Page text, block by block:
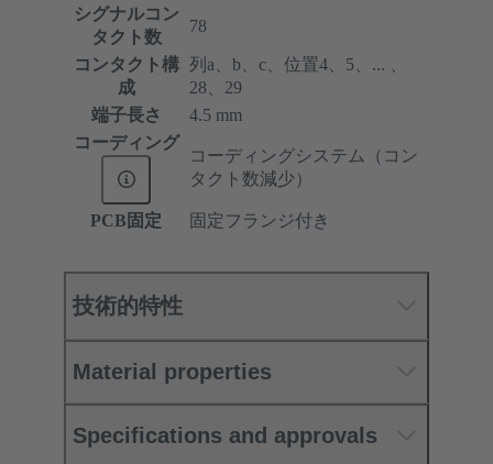
シグナルコン
タクト数
78
コンタクト構
成
列a、b、c、位置4、5、... 、
28、29
端子長さ
4.5 mm
コーディング
コーディングシステム（コン
タクト数減少）
PCB固定 固定フランジ付き
技術的特性
Material properties
Specifications and approvals